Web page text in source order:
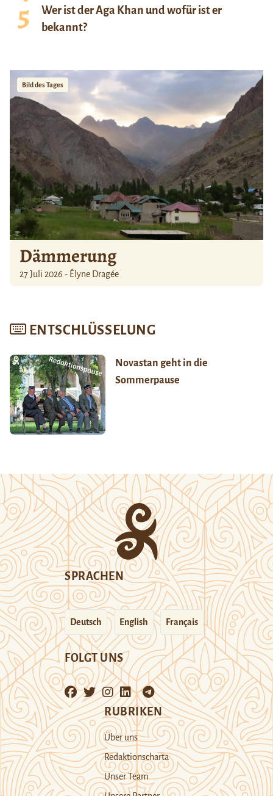
Wer ist der Aga Khan und wofür ist er
bekannt?
Bild des Tages
Dämmerung
27 Juli 2026 - Élyne Dragée
ENTSCHLÜSSELUNG
Novastan geht in die
Sommerpause
SPRACHEN
Deutsch English Français
FOLGT UNS
RUBRIKEN
Über uns
Redaktionscharta
Unser Team